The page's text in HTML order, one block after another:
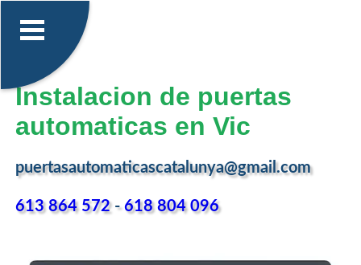
Instalacion de puertas
automaticas en Vic
puertasautomaticascatalunya@gmail.com
613 864 572-618 804 096